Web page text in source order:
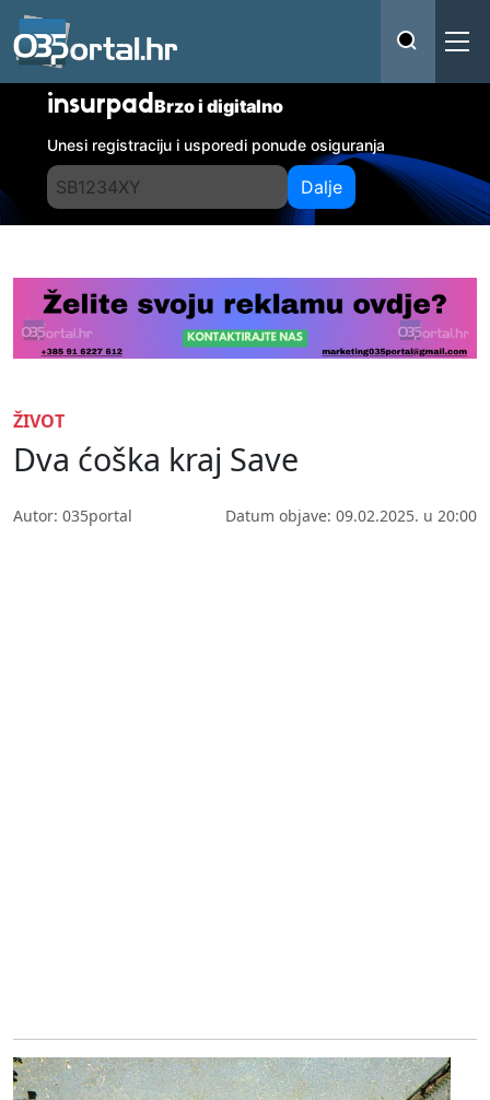
insurpadBrzo i digitalno
Unesi registraciju i usporedi ponude osiguranja
Dalje
ŽIVOT
Dva ćoška kraj Save
Autor: 035portal Datum objave: 09.02.2025. u 20:00